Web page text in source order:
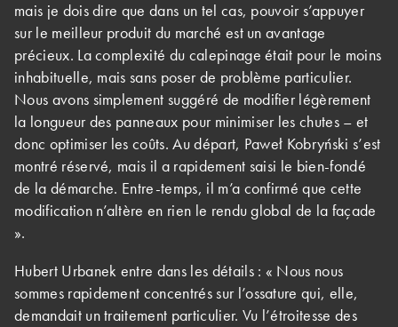
mais je dois dire que dans un tel cas, pouvoir s’appuyer
sur le meilleur produit du marché est un avantage
précieux. La complexité du calepinage était pour le moins
inhabituelle, mais sans poser de problème particulier.
Nous avons simplement suggéré de modifier légèrement
la longueur des panneaux pour minimiser les chutes – et
donc optimiser les coûts. Au départ, Paweł Kobryński s’est
montré réservé, mais il a rapidement saisi le bien-fondé
de la démarche. Entre-temps, il m’a confirmé que cette
modification n’altère en rien le rendu global de la façade
».
Hubert Urbanek entre dans les détails : « Nous nous
sommes rapidement concentrés sur l’ossature qui, elle,
demandait un traitement particulier. Vu l’étroitesse des